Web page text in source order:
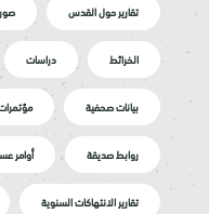
تقارير حول القدس صور
الخرائط دراسات
بيانات صحفية
روابط صديقة أوامر
تقارير الانتهاكات السنوية